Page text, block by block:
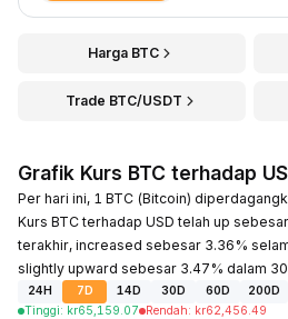
Harga BTC
Trade BTC/USDT
Grafik Kurs BTC terhadap
Per hari ini, 1 BTC (Bitcoin)
Kurs BTC terhadap USD telah up
terakhir, increased sebesar 3.36%
slightly upward sebesar 3.47% dalam
24H 7D 14D 30D 60D
200D
Tinggi: kr65,159.07 Rendah: kr62,456.49